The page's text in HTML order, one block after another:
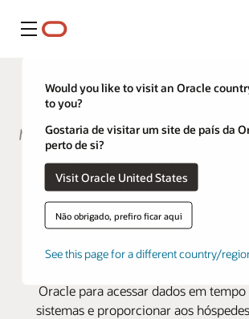
Menu
Would you like to visit an Oracle
to you?
Gostaria de visitar um site de país da
perto de si?
Visit Oracle United States
Não obrigado, prefiro ficar aqui
See this page for a different country/
A Meliá Hotels
experiências
personalizadas com a
OPERA Cloud
Oracle para acessar dados em
sistemas e proporcionar aos